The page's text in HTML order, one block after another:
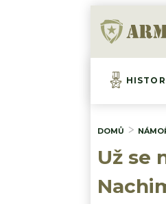
DOMŮ
Už se